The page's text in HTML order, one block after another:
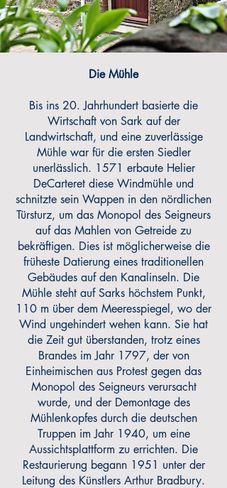
Die Mühle
Bis ins 20. Jahrhundert basierte die
Wirtschaft von Sark auf der
Landwirtschaft, und eine zuverlässige
Mühle war für die ersten Siedler
unerlässlich. 1571 erbaute Helier
DeCarteret diese Windmühle und
schnitzte sein Wappen in den nördlichen
Türsturz, um das Monopol des Seigneurs
auf das Mahlen von Getreide zu
bekräftigen. Dies ist möglicherweise die
früheste Datierung eines traditionellen
Gebäudes auf den Kanalinseln. Die
Mühle steht auf Sarks höchstem Punkt,
110 m über dem Meeresspiegel, wo der
Wind ungehindert wehen kann. Sie hat
die Zeit gut überstanden, trotz eines
Brandes im Jahr 1797, der von
Einheimischen aus Protest gegen das
Monopol des Seigneurs verursacht
wurde, und der Demontage des
Mühlenkopfes durch die deutschen
Truppen im Jahr 1940, um eine
Aussichtsplattform zu errichten. Die
Restaurierung begann 1951 unter der
Leitung des Künstlers Arthur Bradbury.